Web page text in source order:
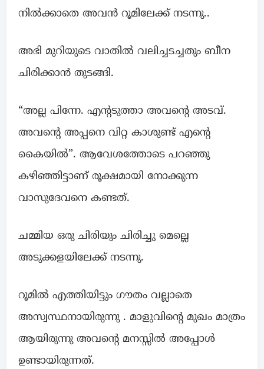
നിൽക്കാതെ അവൻ റൂമിലേക്ക് നടന്നു..
അഭി മുറിയുടെ വാതിൽ വലിച്ചടച്ചതും ബീന
ചിരിക്കാൻ തുടങ്ങി.
“അല്ല പിന്നേ. എന്റടുത്താ അവന്റെ അടവ്.
അവന്റെ അപ്പനെ വിറ്റ കാശുണ്ട് എന്റെ
കൈയിൽ”. ആവേശത്തോടെ പറഞ്ഞു
കഴിഞ്ഞിട്ടാണ് രൂക്ഷമായി നോക്കുന്ന
വാസുദേവനെ കണ്ടത്.
ചമ്മിയ ഒരു ചിരിയും ചിരിച്ചു മെല്ലെ
അടുക്കളയിലേക്ക് നടന്നു.
റൂമിൽ എത്തിയിട്ടും ഗൗതം വല്ലാതെ
അസ്വസ്ഥനായിരുന്നു . മാളുവിന്റെ മുഖം മാത്രം
ആയിരുന്നു അവന്റെ മനസ്സിൽ അപ്പോൾ
ഉണ്ടായിരുന്നത്.